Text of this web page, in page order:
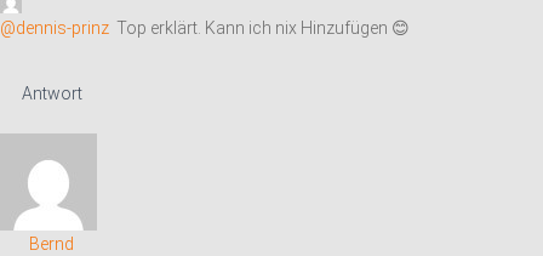
@dennis-prinz Top erklärt. Kann ich nix Hinzufügen 😊
Antwort
Bernd